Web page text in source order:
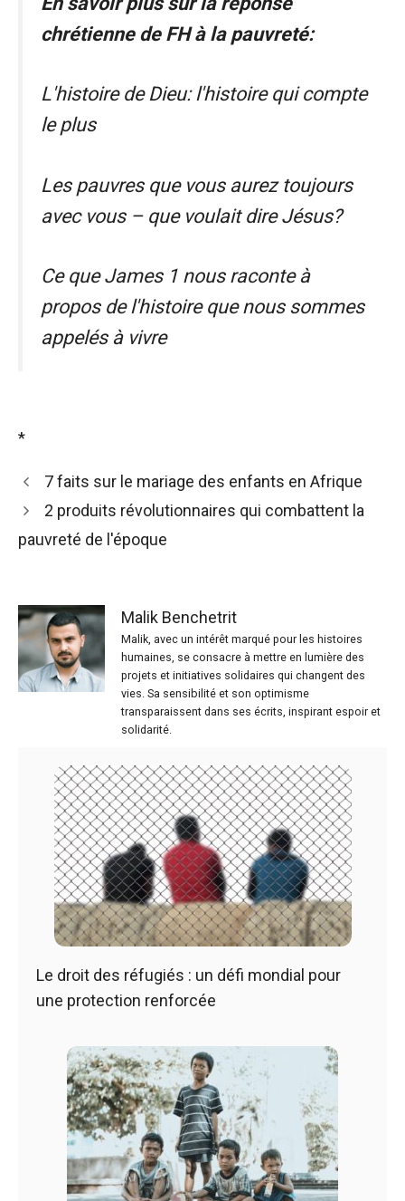
chrétienne de FH à la pauvreté:
L'histoire de Dieu: l'histoire qui compte
le plus
Les pauvres que vous aurez toujours
avec vous – que voulait dire Jésus?
Ce que James 1 nous raconte à
propos de l'histoire que nous sommes
appelés à vivre
*
7 faits sur le mariage des enfants en Afrique
2 produits révolutionnaires qui combattent la
pauvreté de l'époque
Malik Benchetrit
Malik, avec un intérêt marqué pour les histoires
humaines, se consacre à mettre en lumière des
projets et initiatives solidaires qui changent des
vies. Sa sensibilité et son optimisme
transparaissent dans ses écrits, inspirant espoir et
solidarité.
Le droit des réfugiés : un défi mondial pour
une protection renforcée